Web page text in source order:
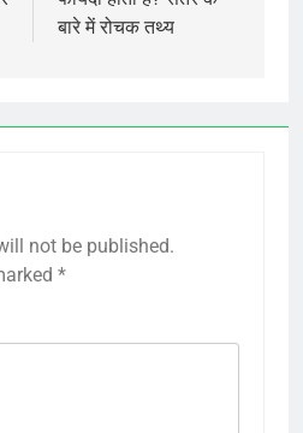
बारे में रोचक तथ्य
not be published.
*